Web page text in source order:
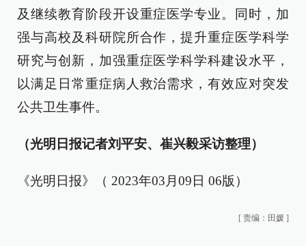
及继续教育阶段开设重症医学专业。同时，加
强与高校及科研院所合作，提升重症医学科学
研究与创新，加强重症医学科学科建设水平，
以满足日常重症病人救治需求，有效应对突发
公共卫生事件。
（光明日报记者刘平安、崔兴毅采访整理）
《光明日报》（ 2023年03月09日 06版）
[ 责编：田媛 ]